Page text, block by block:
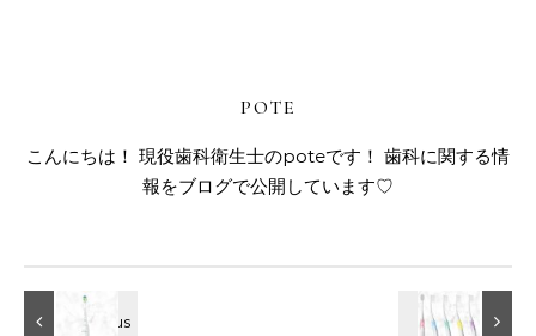
POTE
こんにちは！ 現役歯科衛生士のpoteです！ 歯科に関する情
報をブログで公開しています♡